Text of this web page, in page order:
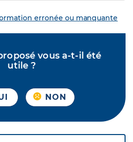
erronée ou manquante
vous a-t-il été
utile ?
NON